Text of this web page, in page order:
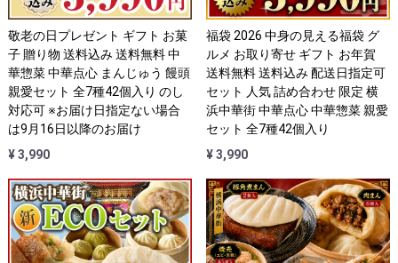
敬老の日プレゼント ギフト お菓
子 贈り物 送料込み 送料無料 中
華惣菜 中華点心 まんじゅう 饅頭
親愛セット 全7種42個入り のし
対応可 ※お届け日指定ない場合
は9月16日以降のお届け
¥ 3,990
福袋 2026 中身の見える福袋 グ
ルメ お取り寄せ ギフト お年賀
送料無料 送料込み 配送日指定可
セット 人気 詰め合わせ 限定 横
浜中華街 中華点心 中華惣菜 親愛
セット 全7種42個入り
¥ 3,990